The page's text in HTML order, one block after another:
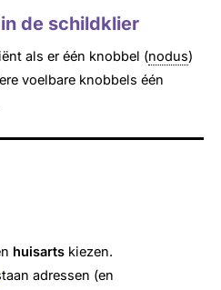
de schildklier
als er één knobbel (nodus)
voelbare knobbels één
huisarts kiezen.
adressen (en